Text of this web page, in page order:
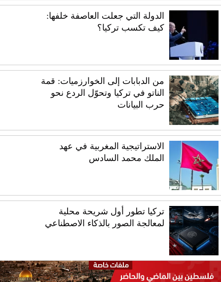
الدولة التي جعلت العاصفة خلفها:
كيف تكسب تركيا؟
من الدبابات إلى الخوارزميات: قمة
الناتو في تركيا وتحوّل الردع نحو
حرب البيانات
الاستراتيجية المغربية في عهد
الملك محمد السادس
تركيا تطور أول شريحة محلية
لمعالجة الصور بالذكاء الاصطناعي